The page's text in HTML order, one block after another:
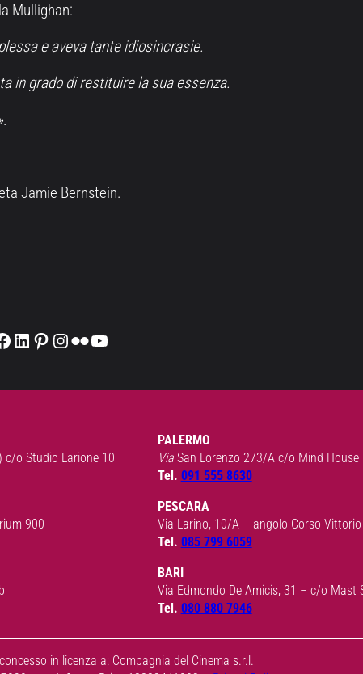
Mullighan:
e aveva tante idiosincrasie.
in grado di restituire la sua essenza.
.
Jamie Bernstein.
LinkedIn
Pinterest
Instagram
FlickrYouTube
c/o Studio Larione 10
900
PALERMO
Via San Lorenzo 273/A c/o Mind House
Tel. 091 555 8630
PESCARA
Via Larino, 10/A – angolo Corso Vittorio
Tel. 085 799 6059
BARI
Via Edmondo De Amicis, 31 – c/o Mast
Tel. 080 880 7946
in licenza a: Compagnia del Cinema s.r.l.